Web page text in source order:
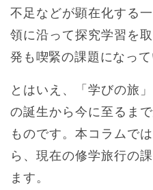
不足などが顕在化する
領に沿って探究学習を
発も喫緊の課題になって
とはいえ、「学びの旅
の誕生から今に至るま
ものです。本コラムで
ら、現在の修学旅行の
ます。